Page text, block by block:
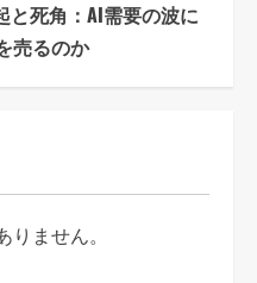
と死角：AI需要の波に
売るのか
ません。